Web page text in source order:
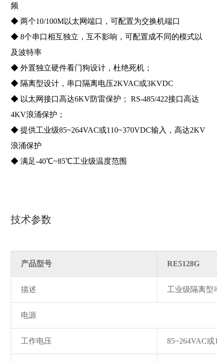
频
◆ 两个10/100M以太网端口，可配置为交换机端口
◆ 8个串口相互独立，互不影响，可配置成不同的模式以
及波特率
◆ 外置独立硬件看门狗设计，杜绝死机；
◆ 隔离型设计，串口隔离电压2KVAC或3KVDC
◆ 以太网接口高达6KV防雷保护； RS-485/422接口高达
4KV浪涌保护；
◆ 提供工业级85~264VAC或110~370VDC输入，高达2KV
浪涌保护
◆ 满足-40℃~85℃工业级温度范围
技术参数
产品型号 RE5128G
描述 工业级隔离型
电源
工作电压 85~264VAC